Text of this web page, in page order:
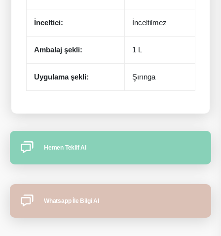
İnceltici: İnceltilmez
Ambalaj şekli: 1 L
Uygulama şekli: Şırınga
Hemen Teklif Al
Whatsapp İle Bilgi Al